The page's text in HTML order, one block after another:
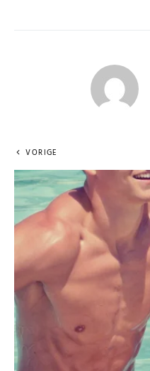
VORIGE